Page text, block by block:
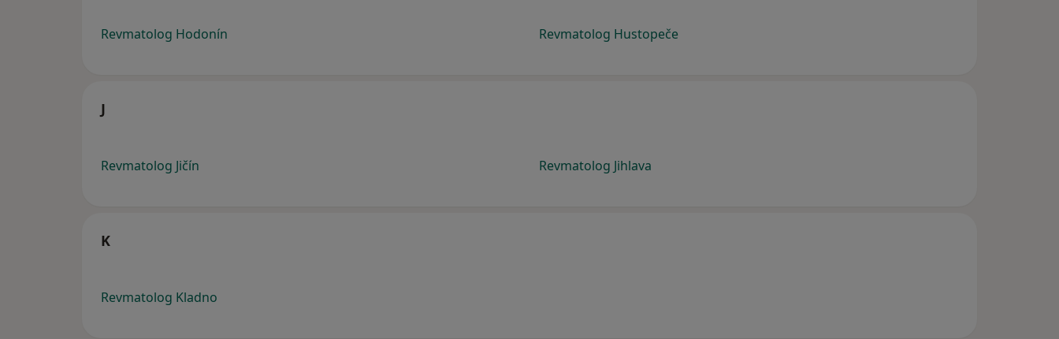
Revmatolog Hodonín Revmatolog Hustopeče
J
Revmatolog Jičín Revmatolog Jihlava
K
Revmatolog Kladno